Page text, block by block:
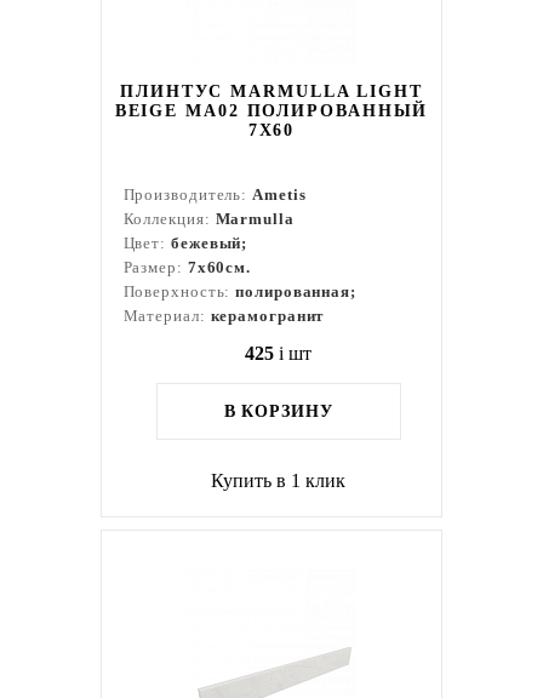
ПЛИНТУС MARMULLA LIGHT
BEIGE MA02 ПОЛИРОВАННЫЙ
7X60
Производитель:Ametis
Коллекция: Marmulla
Цвет: бежевый;
Размер: 7x60см.
Поверхность:полированная;
Материал: керамогранит
425 i шт
В КОРЗИНУ
Купить в 1 клик